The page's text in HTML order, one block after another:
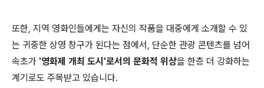
또한, 지역 영화인들에게는 자신의 작품을 대중에게 소개할 수 있
는 귀중한 상영 창구가 된다는 점에서, 단순한 관광 콘텐츠를 넘어
속초가 '영화제 개최 도시'로서의 문화적 위상을 한층 더 강화하는
계기로도 주목받고 있습니다.